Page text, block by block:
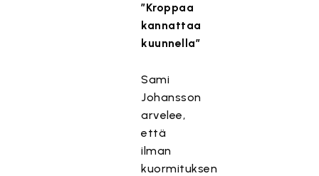
”Kroppaa
kannattaa
kuunnella”
Sami
Johansson
arvelee,
että
ilman
kuormituksen